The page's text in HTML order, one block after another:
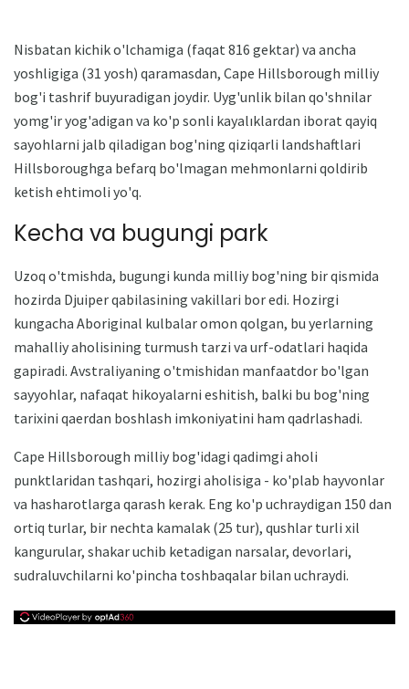
Nisbatan kichik o'lchamiga (faqat 816 gektar) va ancha
yoshligiga (31 yosh) qaramasdan, Cape Hillsborough milliy
bog'i tashrif buyuradigan joydir. Uyg'unlik bilan qo'shnilar
yomg'ir yog'adigan va ko'p sonli kayalıklardan iborat qayiq
sayohlarni jalb qiladigan bog'ning qiziqarli landshaftlari
Hillsboroughga befarq bo'lmagan mehmonlarni qoldirib
ketish ehtimoli yo'q.
Kecha va bugungi park
Uzoq o'tmishda, bugungi kunda milliy bog'ning bir qismida
hozirda Djuiper qabilasining vakillari bor edi. Hozirgi
kungacha Aboriginal kulbalar omon qolgan, bu yerlarning
mahalliy aholisining turmush tarzi va urf-odatlari haqida
gapiradi. Avstraliyaning o'tmishidan manfaatdor bo'lgan
sayyohlar, nafaqat hikoyalarni eshitish, balki bu bog'ning
tarixini qaerdan boshlash imkoniyatini ham qadrlashadi.
Cape Hillsborough milliy bog'idagi qadimgi aholi
punktlaridan tashqari, hozirgi aholisiga - ko'plab hayvonlar
va hasharotlarga qarash kerak. Eng ko'p uchraydigan 150 dan
ortiq turlar, bir nechta kamalak (25 tur), qushlar turli xil
kangurular, shakar uchib ketadigan narsalar, devorlari,
sudraluvchilarni ko'pincha toshbaqalar bilan uchraydi.